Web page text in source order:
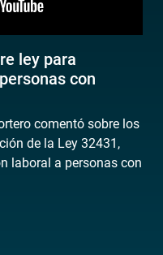
ley para
con
comentó sobre los
de la Ley 32431,
laboral a personas con